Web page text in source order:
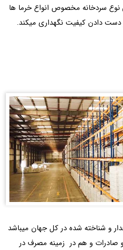
سردخانه مخصوص انواع خرما ها
دست دادن کیفیت نگهداری میکند.
و شناخته شده در کل جهان میباشد
و صادرات و هم در زمینه مصرف در